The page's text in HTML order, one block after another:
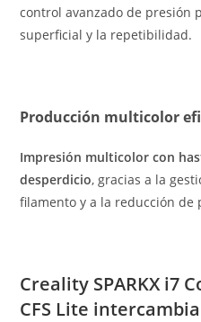
control avanzado de presión
superficial y la repetibilidad.
Producción multicolor
Impresión multicolor con
desperdicio, gracias a la
filamento y a la reducción de
Creality SPARKX i7
CFS Lite